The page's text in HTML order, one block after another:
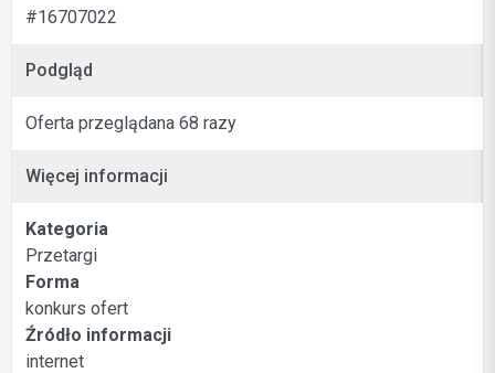
#16707022
Podgląd
Oferta przeglądana 68 razy
Więcej informacji
Kategoria
Przetargi
Forma
konkurs ofert
Źródło informacji
internet